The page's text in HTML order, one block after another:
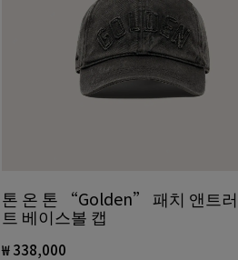
톤 온 톤 “Golden” 패치 앤트
트 베이스볼 캡
₩ 338,000